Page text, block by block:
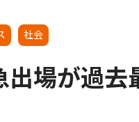
社会
場が過